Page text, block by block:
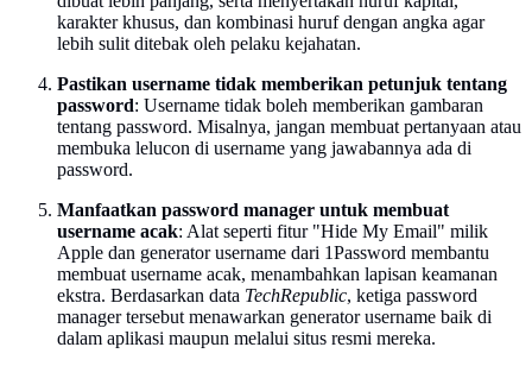
karakter khusus, dan kombinasi huruf dengan angka agar
lebih sulit ditebak oleh pelaku kejahatan.
Pastikan username tidak memberikan petunjuk tentang
password: Username tidak boleh memberikan gambaran
tentang password. Misalnya, jangan membuat pertanyaan atau
membuka lelucon di username yang jawabannya ada di
password.
Manfaatkan password manager untuk membuat
username acak: Alat seperti fitur "Hide My Email" milik
Apple dan generator username dari 1Password membantu
membuat username acak, menambahkan lapisan keamanan
ekstra. Berdasarkan data TechRepublic, ketiga password
manager tersebut menawarkan generator username baik di
dalam aplikasi maupun melalui situs resmi mereka.